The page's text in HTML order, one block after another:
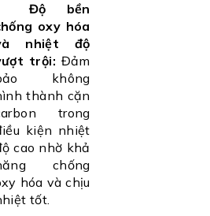
Độ bền
oxy hóa
nhiệt độ
trội: Đảm
không
thành cặn
trong
kiện nhiệt
cao nhờ khả
chống
hóa và chịu
tốt.